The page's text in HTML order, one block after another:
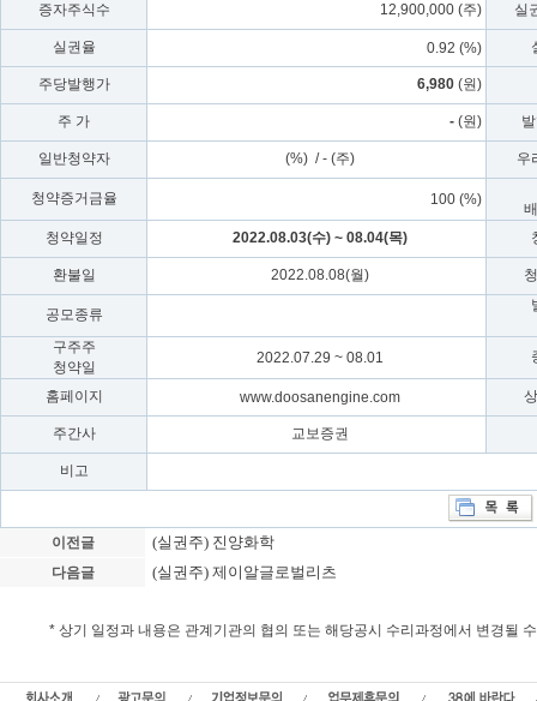
증자주식수 12,900,000 (주) 실
실권율 0.92 (%)
주당발행가 6,980 (원)
주 가 - (원)
일반청약자 (%) / - (주) 우
청약증거금율 100 (%)
청약일정
2022.08.03(수) ~ 08.04(목)
환불일 2022.08.08(월)
공모종류
구주주
청약일
2022.07.29 ~ 08.01
홈페이지 www.doosanengine.com
주간사 교보증권
비고
이전글 (실권주) 진양화학
다음글 (실권주) 제이알글로벌리츠
* 상기 일정과 내용은 관계기관의 협의 또는 해당공시 수리과정에서 변경될